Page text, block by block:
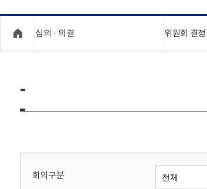
보
보
위
회
심의 · 의결 위원회 결정
-
회의구분